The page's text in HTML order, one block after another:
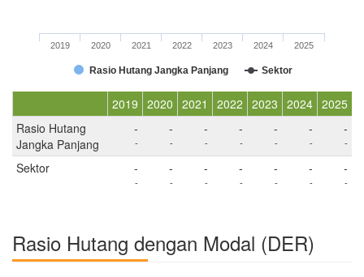
Rasio Hutang Jangka Panjang Sektor
2019 2020 2021 2022 2023 2024 2025
2019 2020 2021 2022 2023 2024 2025
Rasio Hutang
Jangka Panjang
-
-
-
-
-
-
-
-
-
-
-
-
-
-
Sektor -
-
-
-
-
-
-
-
-
-
-
-
-
-
Rasio Hutang dengan Modal (DER)